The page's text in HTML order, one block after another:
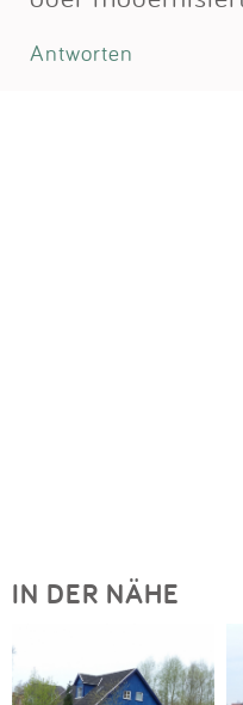
Antworten
IN DER NÄHE